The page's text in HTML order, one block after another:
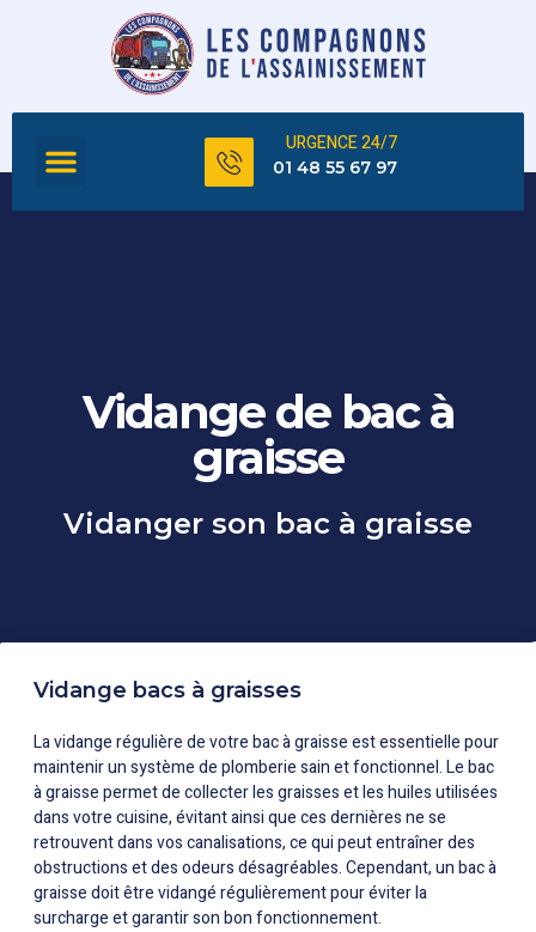
URGENCE 24/7
01 48 55 67 97
Vidange de bac à
graisse
Vidanger son bac à graisse
Vidange bacs à graisses
La vidange régulière de votre bac à graisse est essentielle pour
maintenir un système de plomberie sain et fonctionnel. Le bac
à graisse permet de collecter les graisses et les huiles utilisées
dans votre cuisine, évitant ainsi que ces dernières ne se
retrouvent dans vos canalisations, ce qui peut entraîner des
obstructions et des odeurs désagréables. Cependant, un bac à
graisse doit être vidangé régulièrement pour éviter la
surcharge et garantir son bon fonctionnement.